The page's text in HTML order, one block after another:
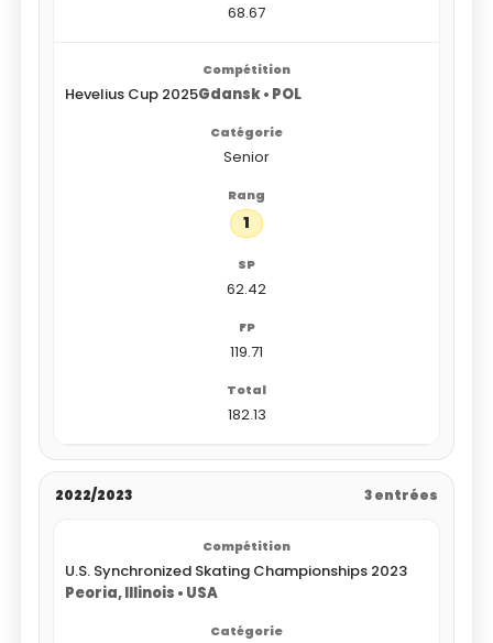
68.67
Hevelius Cup 2025Gdansk • POL
Senior
1
62.42
119.71
182.13
2022/2023 3 entrées
U.S. Synchronized Skating Championships 2023
Peoria, Illinois • USA